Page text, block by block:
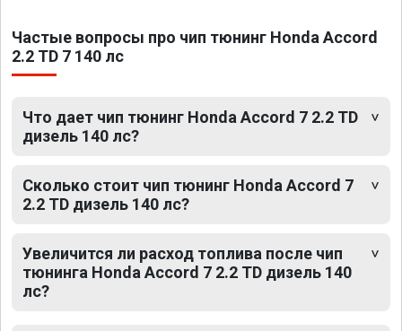
Частые вопросы про чип тюнинг Honda Accord
2.2 TD 7 140 лс
Что дает чип тюнинг Honda Accord 7 2.2 TD
дизель 140 лс?
Сколько стоит чип тюнинг Honda Accord 7
2.2 TD дизель 140 лс?
Увеличится ли расход топлива после чип
тюнинга Honda Accord 7 2.2 TD дизель 140
лс?